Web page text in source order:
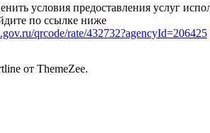
условия предоставления услуг
по ссылке ниже
qrcode/rate/432732?agencyId=206425
от ThemeZee.